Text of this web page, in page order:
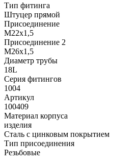
Тип фитинга
Штуцер прямой
Присоединение
M22x1,5
Присоединение 2
M26x1,5
Диаметр трубы
18L
Серия фитингов
1004
Артикул
100409
Материал корпуса
изделия
Сталь с цинковым покрытием
Тип присоединения
Резьбовые